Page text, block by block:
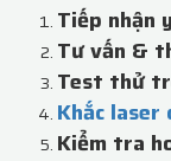
Tiếp nhận
Tư vấn &
Test thử
Khắc laser
Kiểm tra